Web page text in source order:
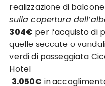
realizzazione di balcone
sulla copertura
304€ per l’acquisto di
quelle seccate o
verdi di passeggiata
Hotel
3.050€ in